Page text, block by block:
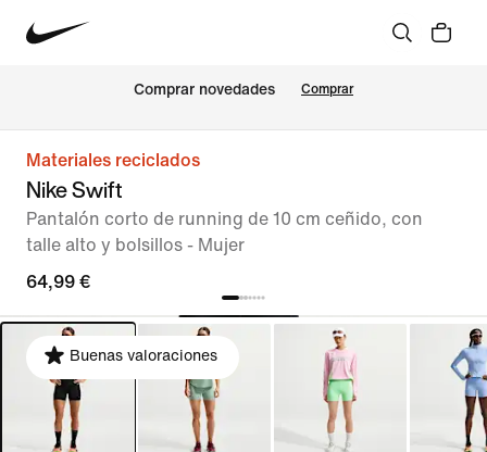
Comprar novedades Comprar
Materiales reciclados
Nike Swift
Pantalón corto de running de 10 cm ceñido, con
talle alto y bolsillos - Mujer
64,99 €
Buenas valoraciones